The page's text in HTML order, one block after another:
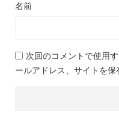
名前
次回のコメントで使用
ールアドレス、サイトを保